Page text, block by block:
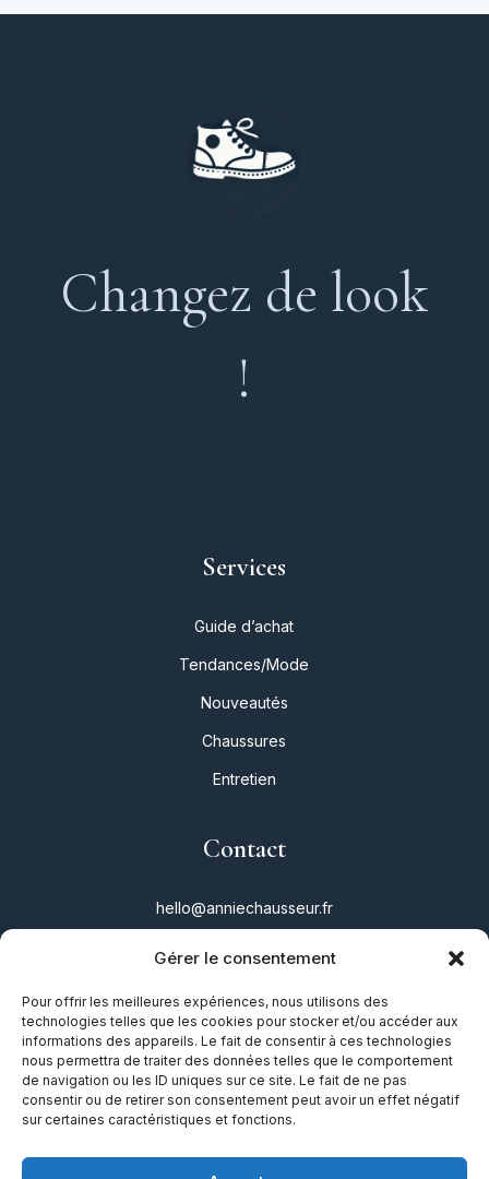
Gérer le consentement
Pour offrir les meilleures expériences, nous utilisons des
technologies telles que les cookies pour stocker et/ou accéder aux
informations des appareils. Le fait de consentir à ces technologies
nous permettra de traiter des données telles que le comportement
de navigation ou les ID uniques sur ce site. Le fait de ne pas
consentir ou de retirer son consentement peut avoir un effet négatif
sur certaines caractéristiques et fonctions.
Changez de look
!
Services
Guide d’achat
Tendances/Mode
Nouveautés
Chaussures
Entretien
Contact
hello@anniechausseur.fr
Instagram
Twitter
Facebook